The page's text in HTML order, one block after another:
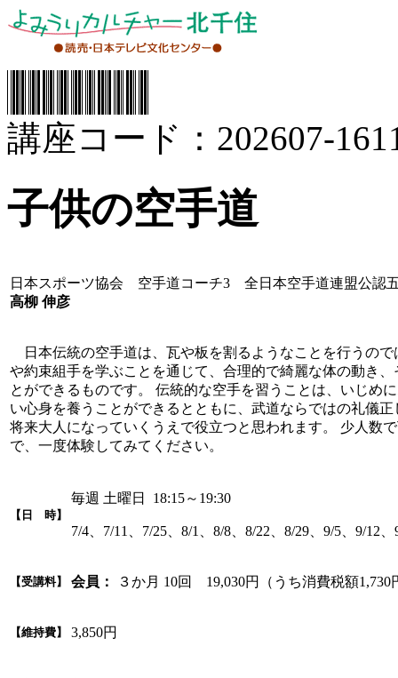
講座コード：202607-
子供の空手道
日本スポーツ協会 空手道コーチ3 全日本空手道連盟公認
高柳 伸彦
日本伝統の空手道は、瓦や板を割るようなことを行うので
や約束組手を学ぶことを通じて、合理的で綺麗な体の動き
とができるものです。 伝統的な空手を習うことは、いじめ
い心身を養うことができるとともに、武道ならではの礼儀
将来大人になっていくうえで役立つと思われます。 少人数
で、一度体験してみてください。
【日 時】
毎週 土曜日 18:15～19:30
7/4、7/11、7/25、8/1、8/8、8/22、8/29、9/5、9/12、
【受講料】 会員： ３か月 10回 19,030円（うち消費税額1,730
【維持費】 3,850円